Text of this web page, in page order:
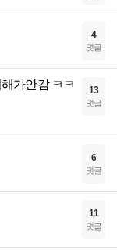
4
댓글
가안감 ㅋㅋ
13
댓글
6
댓글
11
댓글